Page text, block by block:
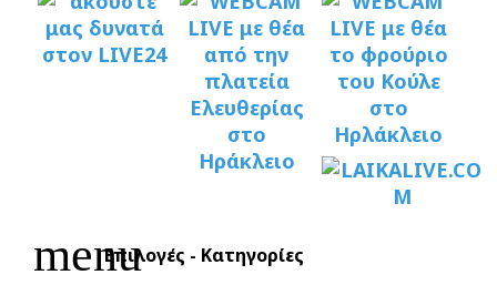
menuΕπιλογές - Κατηγορίες